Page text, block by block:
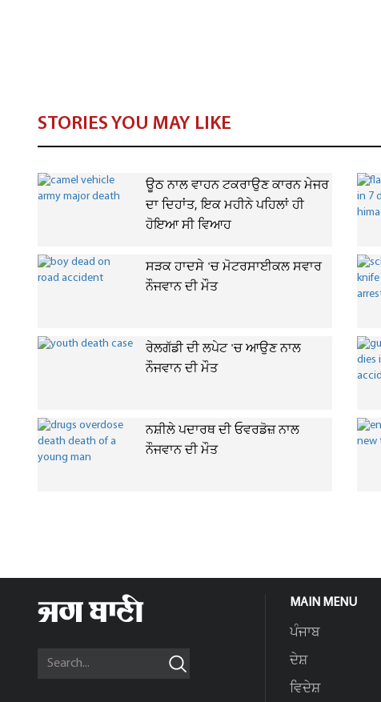
STORIES YOU MAY LIKE
ਊਠ ਨਾਲ ਵਾਹਨ ਟਕਰਾਉਣ ਕਾਰਨ ਮੇਜਰ
ਦਾ ਦਿਹਾਂਤ, ਇਕ ਮਹੀਨੇ ਪਹਿਲਾਂ ਹੀ
ਹੋਇਆ ਸੀ ਵਿਆਹ
ਸੜਕ ਹਾਦਸੇ 'ਚ ਮੋਟਰਸਾਈਕਲ ਸਵਾਰ
ਨੌਜਵਾਨ ਦੀ ਮੌਤ
ਰੇਲਗੱਡੀ ਦੀ ਲਪੇਟ 'ਚ ਆਉਣ ਨਾਲ
ਨੌਜਵਾਨ ਦੀ ਮੌਤ
ਨਸ਼ੀਲੇ ਪਦਾਰਥ ਦੀ ਓਵਰਡੋਜ਼ ਨਾਲ
ਨੌਜਵਾਨ ਦੀ ਮੌਤ
MAIN MENU
ਪੰਜਾਬ
ਦੇਸ਼
ਵਿਦੇਸ਼